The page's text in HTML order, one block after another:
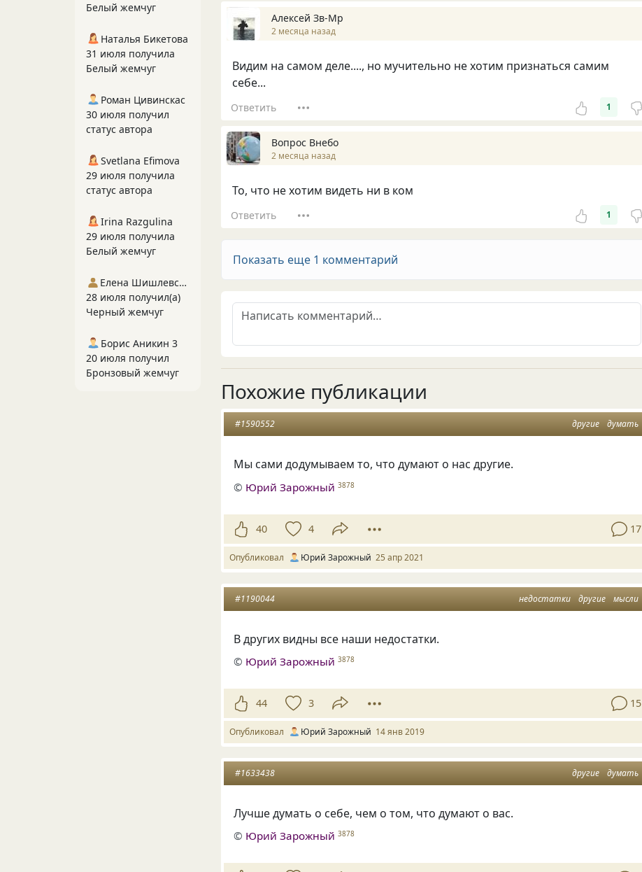
Алексей Зв-Mp
2 месяца назад
Видим на самом деле...., но мучительно не хотим признаться самим
себе...
Ответить 1
Вопрос Внебо
2 месяца назад
То, что не хотим видеть ни в ком
Ответить 1
Показать еще 1 комментарий
Похожие публикации
другие думать
#1590552
Мы сами додумываем то, что думают о нас другие.
© Юрий Зарожный 3878
40 4 17
Опубликовал Юрий Зарожный 25 апр 2021
недостатки другие мысли
#1190044
В других видны все наши недостатки.
© Юрий Зарожный 3878
44 3 15
Опубликовал Юрий Зарожный 14 янв 2019
другие думать
#1633438
Лучше думать о себе, чем о том, что думают о вас.
© Юрий Зарожный 3878
Белый жемчуг
Наталья Бикетова
31 июля получила
Белый жемчуг
Роман Цивинскас
30 июля получил
статус автора
Svetlana Efimova
29 июля получила
статус автора
Irina Razgulina
29 июля получила
Белый жемчуг
Елена Шишлевская
28 июля получил(а)
Черный жемчуг
Борис Аникин 3
20 июля получил
Бронзовый жемчуг